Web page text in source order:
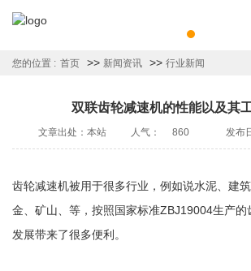
您的位置 : 首页 >> 新闻资讯 >> 行业新闻
双联齿轮减速机的性能以及其
文章出处：本站 人气： 860 发布
齿轮减速机被用于很多行业，例如说水泥、建
金、矿山、等，按照国家标准ZBJ19004生产的
发展带来了很多便利。